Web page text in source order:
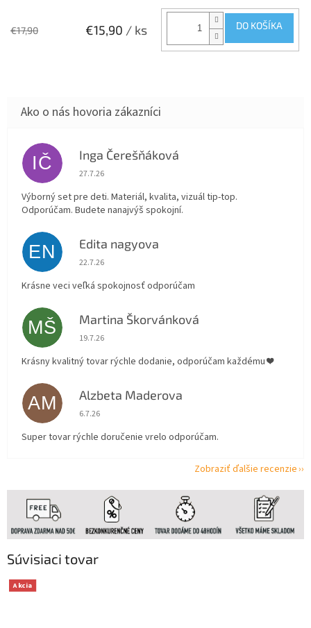
Súvisiaci tovar
Akcia
€17,90 €15,90 / ks DO KOŠÍKA
IČ Inga Čerešňáková
Hodnotenie obchodu je 5 z 5 hviezdičiek.
27.7.26
Výborný set pre deti. Materiál, kvalita, vizuál tip-top.
Odporúčam. Budete nanajvýš spokojní.
EN Edita nagyova
Hodnotenie obchodu je 5 z 5 hviezdičiek.
22.7.26
Krásne veci veľká spokojnosť odporúčam
MŠ Martina Škorvánková
Hodnotenie obchodu je 5 z 5 hviezdičiek.
19.7.26
Krásny kvalitný tovar rýchle dodanie, odporúčam každému ❤️
AM Alzbeta Maderova
Hodnotenie obchodu je 5 z 5 hviezdičiek.
6.7.26
Super tovar rýchle doručenie vrelo odporúčam.
Zobraziť ďalšie recenzie